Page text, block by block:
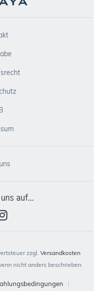
auf...
zzgl. Versandkosten
nicht anders beschrieben